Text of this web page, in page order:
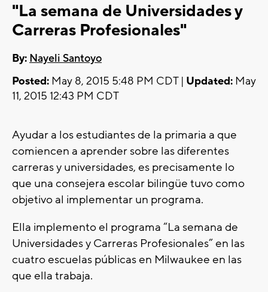
"La semana de Universidades y
Carreras Profesionales"
By: Nayeli Santoyo
Posted: May 8, 2015 5:48 PM CDT | Updated: May
11, 2015 12:43 PM CDT
Ayudar a los estudiantes de la primaria a que
comiencen a aprender sobre las diferentes
carreras y universidades, es precisamente lo
que una consejera escolar bilingüe tuvo como
objetivo al implementar un programa.
Ella implemento el programa “La semana de
Universidades y Carreras Profesionales” en las
cuatro escuelas públicas en Milwaukee en las
que ella trabaja.